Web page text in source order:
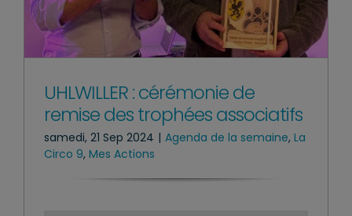
UHLWILLER : cérémonie de
remise des trophées associatifs
samedi, 21 Sep 2024 | Agenda de la semaine, La
Circo 9, Mes Actions